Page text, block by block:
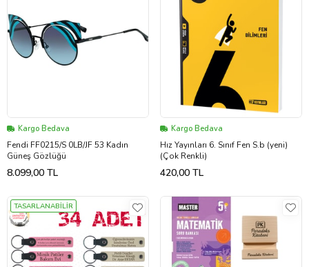
Kargo Bedava
Fendi FF0215/S 0LB/JF 53 Kadın
Güneş Gözlüğü
8.099,00 TL
Kargo Bedava
Hız Yayınları 6. Sınıf Fen S.b (yeni)
(Çok Renkli)
420,00 TL
TASARLANABİLİR